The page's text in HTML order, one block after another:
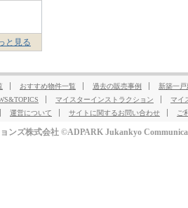
と見る
おすすめ物件一覧 過去の販売事例
新築一
マイスターインストラクション
マイ
運営について サイトに関するお問い合わせ ご
ンズ株式会社 ©ADPARK Jukankyo